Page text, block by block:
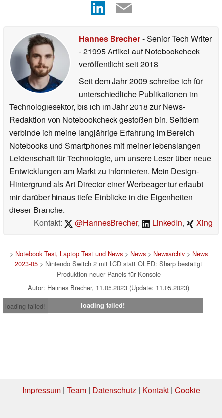
Hannes Brecher- Senior Tech Writer
- 21995 Artikel auf Notebookcheck
veröffentlichtseit 2018
Seit dem Jahr 2009 schreibe ich für
unterschiedliche Publikationen im
Technologiesektor, bis ich im Jahr 2018 zur News-
Redaktion von Notebookcheck gestoßen bin. Seitdem
verbinde ich meine langjährige Erfahrung im Bereich
Notebooks und Smartphones mit meiner lebenslangen
Leidenschaft für Technologie, um unsere Leser über neue
Entwicklungen am Markt zu informieren. Mein Design-
Hintergrund als Art Director einer Werbeagentur erlaubt
mir darüber hinaus tiefe Einblicke in die Eigenheiten
dieser Branche.
Kontakt:
@HannesBrecher, LinkedIn, Xing
> Notebook Test, Laptop Test und News> News> Newsarchiv> News
2023-05 > Nintendo Switch 2 mit LCD statt OLED: Sharp bestätigt
Produktion neuer Panels für Konsole
Autor: Hannes Brecher, 11.05.2023 (Update: 11.05.2023)
loading failed!
loading failed!
Impressum| Team| Datenschutz| Kontakt| Cookie